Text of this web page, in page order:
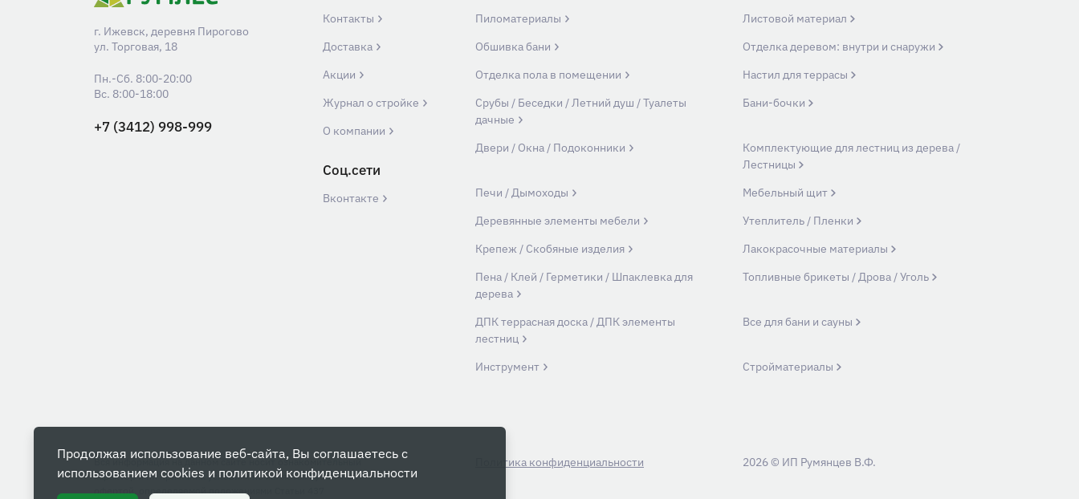
г. Ижевск, деревня Пирогово
ул. Торговая, 18
+7 (3412) 998-999
Пн.-Сб. 8:00-20:00
Вс. 8:00-18:00
Контакты
Доставка
Акции
Журнал о стройке
О компании
Соц.сети
Вконтакте
Пиломатериалы
Листовой материал
Обшивка бани
Отделка деревом: внутри и снаружи
Отделка пола в помещении
Настил для террасы
Срубы / Беседки / Летний душ / Туалеты
дачные
Бани-бочки
Двери / Окна / Подоконники
Комплектующие для лестниц из дерева /
Лестницы
Печи / Дымоходы
Мебельный щит
Деревянные элементы мебели
Утеплитель / Пленки
Крепеж / Скобяные изделия
Лакокрасочные материалы
Пена / Клей / Герметики / Шпаклевка для
дерева
Топливные брикеты / Дрова / Уголь
ДПК террасная доска / ДПК элементы
лестниц
Все для бани и сауны
Инструмент Стройматериалы
Вся информация на данном сайте носит ознакомительный
характер и ни при каких условиях не является публичной
Политика конфиденциальности 2026 © ИП Румянцев В.Ф.
Продолжая использование веб-сайта, Вы соглашаетесь с
использованием cookies и политикой конфиденциальности